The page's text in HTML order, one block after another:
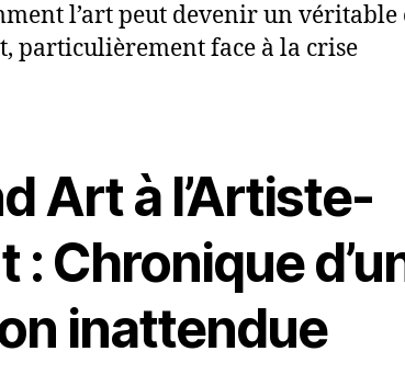
l’art peut devenir un
particulièrement face à la crise
Art à l’Artiste-
: Chronique
inattendue